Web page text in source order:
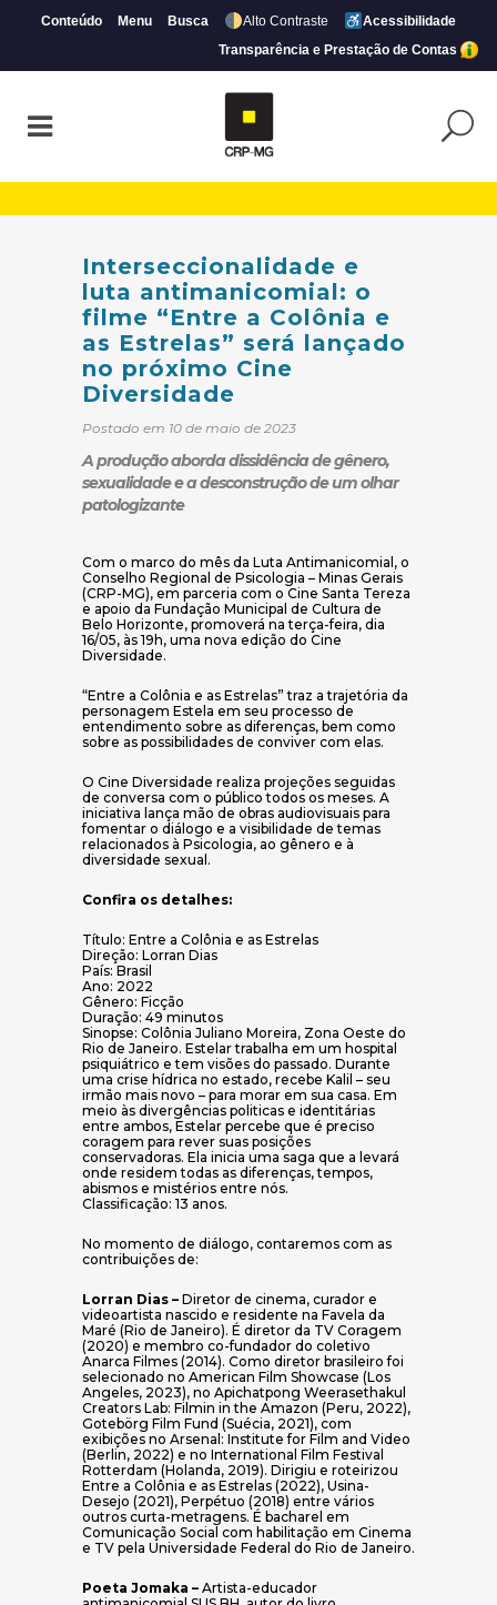
Conteúdo Menu Busca Alto Contraste
Acessibilidade
Transparência e Prestação de Contas
Interseccionalidade e
luta antimanicomial: o
filme “Entre a Colônia e
as Estrelas” será lançado
no próximo Cine
Diversidade
Postado em 10 de maio de 2023
A produção aborda dissidência de gênero,
sexualidade e a desconstrução de um olhar
patologizante
Com o marco do mês da Luta Antimanicomial, o
Conselho Regional de Psicologia – Minas Gerais
(CRP-MG), em parceria com o Cine Santa Tereza
e apoio da Fundação Municipal de Cultura de
Belo Horizonte, promoverá na terça-feira, dia
16/05, às 19h, uma nova edição do Cine
Diversidade.
“Entre a Colônia e as Estrelas” traz a trajetória da
personagem Estela em seu processo de
entendimento sobre as diferenças, bem como
sobre as possibilidades de conviver com elas.
O Cine Diversidade realiza projeções seguidas
de conversa com o público todos os meses. A
iniciativa lança mão de obras audiovisuais para
fomentar o diálogo e a visibilidade de temas
relacionados à Psicologia, ao gênero e à
diversidade sexual.
Confira os detalhes:
Título: Entre a Colônia e as Estrelas
Direção: Lorran Dias
País: Brasil
Ano: 2022
Gênero: Ficção
Duração: 49 minutos
Sinopse: Colônia Juliano Moreira, Zona Oeste do
Rio de Janeiro. Estelar trabalha em um hospital
psiquiátrico e tem visões do passado. Durante
uma crise hídrica no estado, recebe Kalil – seu
irmão mais novo – para morar em sua casa. Em
meio às divergências politicas e identitárias
entre ambos, Estelar percebe que é preciso
coragem para rever suas posições
conservadoras. Ela inicia uma saga que a levará
onde residem todas as diferenças, tempos,
abismos e mistérios entre nós.
Classificação: 13 anos.
No momento de diálogo, contaremos com as
contribuições de:
Lorran Dias – Diretor de cinema, curador e
videoartista nascido e residente na Favela da
Maré (Rio de Janeiro). É diretor da TV Coragem
(2020) e membro co-fundador do coletivo
Anarca Filmes (2014). Como diretor brasileiro foi
selecionado no American Film Showcase (Los
Angeles, 2023), no Apichatpong Weerasethakul
Creators Lab: Filmin in the Amazon (Peru, 2022),
Gotebörg Film Fund (Suécia, 2021), com
exibições no Arsenal: Institute for Film and Video
(Berlin, 2022) e no International Film Festival
Rotterdam (Holanda, 2019). Dirigiu e roteirizou
Entre a Colônia e as Estrelas (2022), Usina-
Desejo (2021), Perpétuo (2018) entre vários
outros curta-metragens. É bacharel em
Comunicação Social com habilitação em Cinema
e TV pela Universidade Federal do Rio de Janeiro.
Poeta Jomaka – Artista-educador